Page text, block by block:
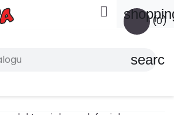
(0)

search